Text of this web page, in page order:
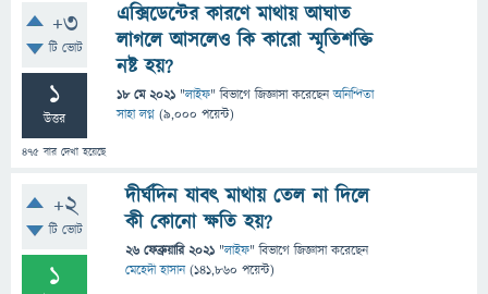
+3
টি ভোট
1
উত্তর
475 বার দেখা হয়েছে
এক্সিডেন্টের কারণে মাথায় আঘাত
লাগলে আসলেও কি কারো স্মৃতিশক্তি
নষ্ট হয়?
18 মে 2021 "লাইফ" বিভাগে জিজ্ঞাসাকরেছেনঅনিন্দিতা
সাহা লগ্ন (9,000 পয়েন্ট)
+2
টি ভোট
1
দীর্ঘদিন যাবৎ মাথায় তেল না দিলে
কী কোনো ক্ষতি হয়?
26 ফেব্রুয়ারি 2021 "লাইফ" বিভাগে জিজ্ঞাসাকরেছেন
মেহেদী হাসান (141,860 পয়েন্ট)